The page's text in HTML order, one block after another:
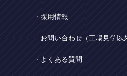
採用情報
お問い合わせ（工場見学以
よくある質問